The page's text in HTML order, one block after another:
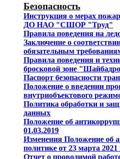
Безопасность
Инструкция о мерах
ДО НАО "СШОР "Труд"
Правила поведения на
Заключение о
обязательным
Правила поведения и
бросковой зоне
Паспорт безопасности
Положение о введении
внутриобъектового
Политика обработки и
данных
Положение об
01.03.2019
Изменения Положение об
политике от 23 марта 2021
Отчет о проводимой